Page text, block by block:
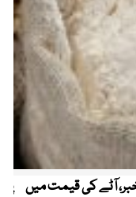
آٹے کی قیمت میں